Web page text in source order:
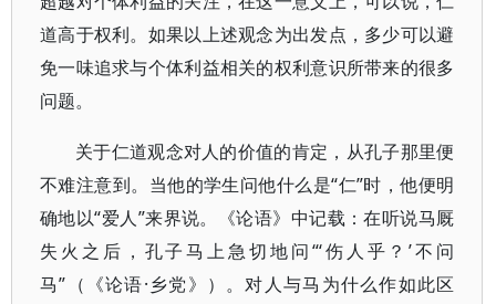
道高于权利。如果以上述观念为出发点，多少可以避
免一味追求与个体利益相关的权利意识所带来的很多
问题。
关于仁道观念对人的价值的肯定，从孔子那里便
不难注意到。当他的学生问他什么是“仁”时，他便明
确地以“爱人”来界说。《论语》中记载：在听说马厩
失火之后，孔子马上急切地问“‘伤人乎？’不问
马”（《论语·乡党》）。对人与马为什么作如此区